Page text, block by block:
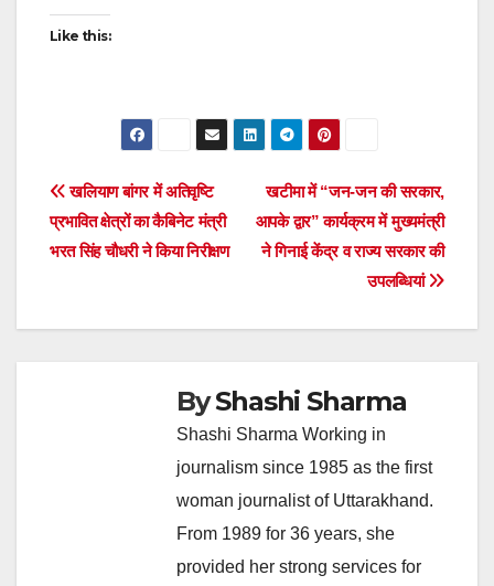
Like this:
Post
navigation
खटीमा में “जन-जन की सरकार,
आपके द्वार” कार्यक्रम में मुख्यमंत्री
ने गिनाई केंद्र व राज्य सरकार की
उपलब्धियां
खलियाण बांगर में अतिवृष्टि
प्रभावित क्षेत्रों का कैबिनेट मंत्री
भरत सिंह चौधरी ने किया निरीक्षण
ByShashi Sharma
Shashi Sharma Working in
journalism since 1985 as the first
woman journalist of Uttarakhand.
From 1989 for 36 years, she
provided her strong services for